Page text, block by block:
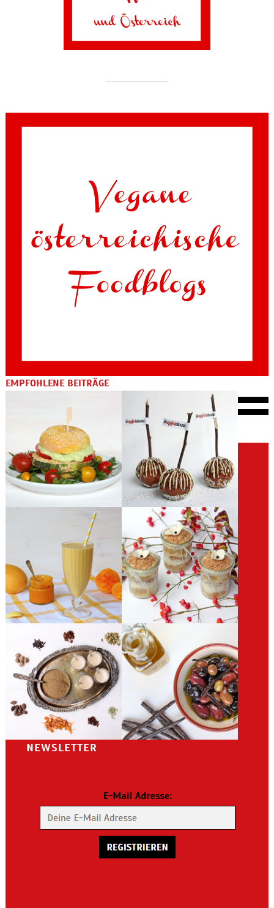
EMPFOHLENE BEITRÄGE
NEWSLETTER